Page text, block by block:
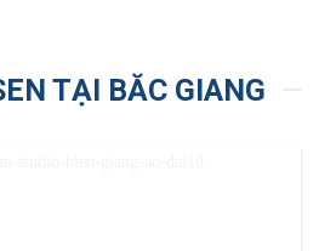
TẠI BĂC GIANG